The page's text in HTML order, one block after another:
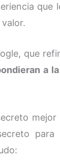
que
que
a
para